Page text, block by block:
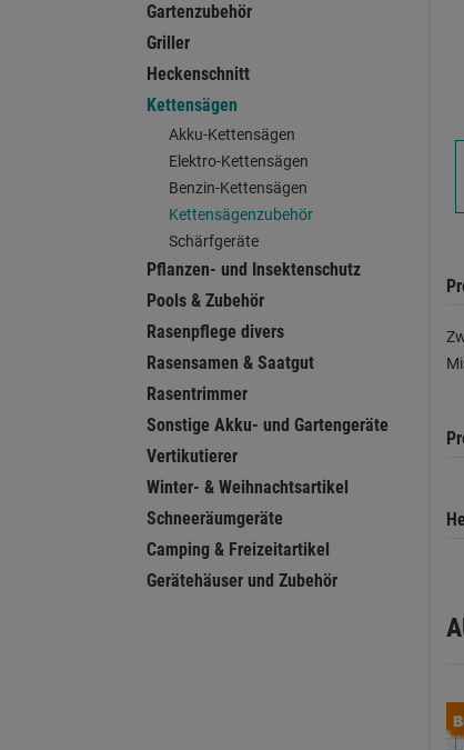
Gartenzubehör
Griller
Heckenschnitt
Kettensägen
Akku-Kettensägen
Elektro-Kettensägen
Benzin-Kettensägen
Kettensägenzubehör
Schärfgeräte
Pflanzen- und Insektenschutz
Pools & Zubehör
Rasenpflege divers
Rasensamen & Saatgut
Rasentrimmer
Sonstige Akku- und Gartengeräte
Vertikutierer
Winter- & Weihnachtsartikel
Schneeräumgeräte
Camping & Freizeitartikel
Gerätehäuser und Zubehör